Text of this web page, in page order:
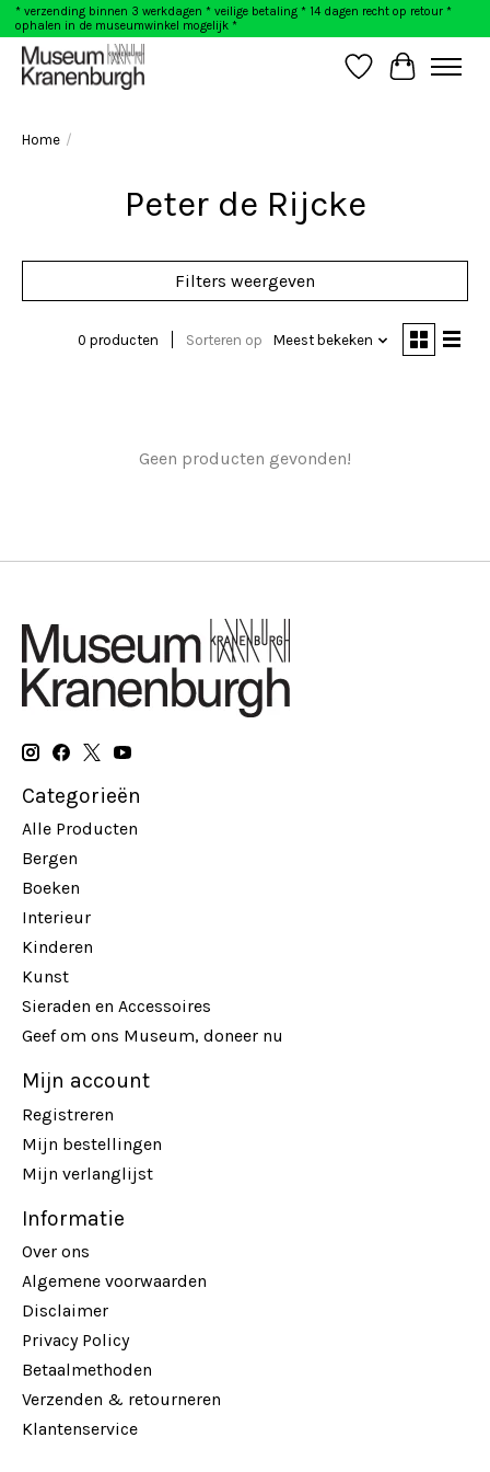
* verzending binnen 3 werkdagen * veilige betaling * 14 dagen recht op retour *
ophalen in de museumwinkel mogelijk *
Verlanglijst
Home /
Peter de Rijcke
Filters weergeven
0 producten Sorteren op Meest bekeken
Geen producten gevonden!
Categorieën
Alle Producten
Bergen
Boeken
Interieur
Kinderen
Kunst
Sieraden en Accessoires
Geef om ons Museum, doneer nu
Mijn account
Registreren
Mijn bestellingen
Mijn verlanglijst
Informatie
Over ons
Algemene voorwaarden
Disclaimer
Privacy Policy
Betaalmethoden
Verzenden & retourneren
Klantenservice